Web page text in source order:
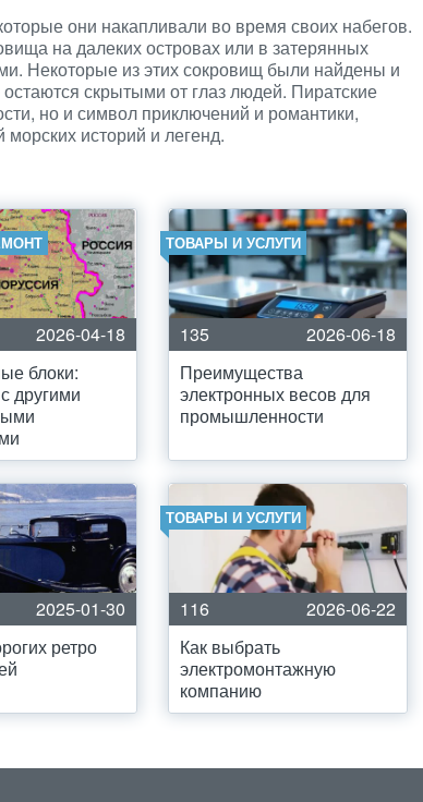
они накапливали во время своих набегов.
на далеких островах или в затерянных
Некоторые из этих сокровищ были найдены и
скрытыми от глаз людей. Пиратские
но и символ приключений и романтики,
историй и легенд.
2026-04-18
блоки:
другими
ТОВАРЫ И УСЛУГИ
135
2026-06-18
Преимущества
электронных весов для
промышленности
2025-01-30
ретро
ТОВАРЫ И УСЛУГИ
116
2026-06-22
Как выбрать
электромонтажную
компанию